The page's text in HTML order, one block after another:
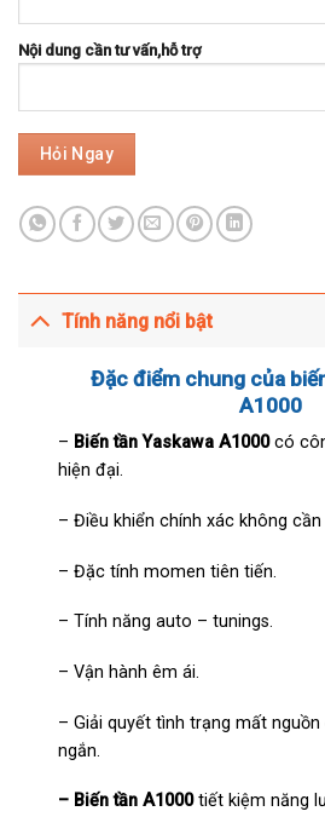
Nội dung cần tư vấn,hỗ trợ
Tính năng nổi bật
Đặc điểm chung của
A1000
– Biến tần Yaskawa A1000có
hiện đại.
– Điều khiển chính xác không cần
– Đặc tính momen tiên tiến.
– Tính năng auto – tunings.
– Vận hành êm ái.
– Giải quyết tình trạng mất
ngắn.
– Biến tần A1000tiết kiệm năng